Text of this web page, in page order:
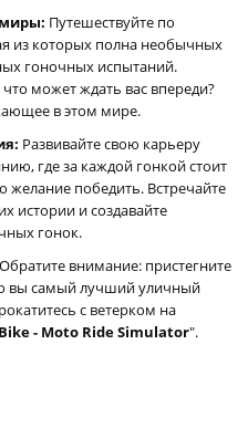
Путешествуйте по
из которых полна необычных
гоночных испытаний.
может ждать вас впереди?
в этом мире.
Развивайте свою карьеру
где за каждой гонкой стоит
желание победить. Встречайте
истории и создавайте
гонок.
Обратите внимание: пристегните
вы самый лучший уличный
с ветерком на
- Moto Ride Simulator".